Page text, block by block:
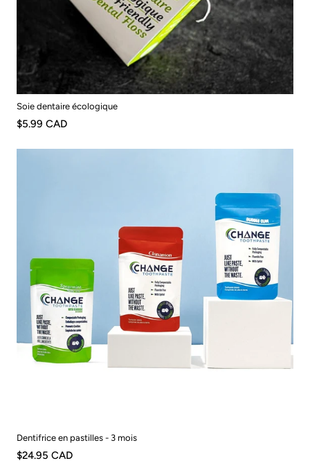
Soie dentaire écologique
$5.99 CAD
Dentifrice en pastilles - 3 mois
$24.95 CAD